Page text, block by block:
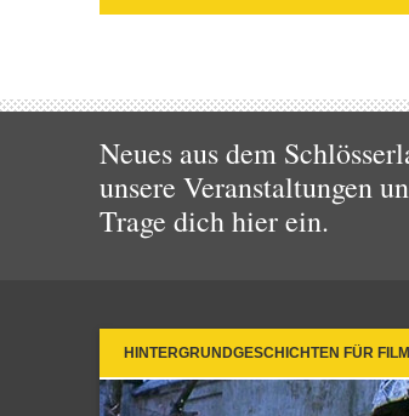
Neues aus dem
unsere Veranstaltungen
Trage dich hier ein.
HINTERGRUNDGESCHICHTEN FÜR